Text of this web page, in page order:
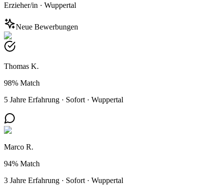
Erzieher/in · Wuppertal
Neue Bewerbungen
Thomas K.
98% Match
5 Jahre Erfahrung · Sofort · Wuppertal
Marco R.
94% Match
3 Jahre Erfahrung · Sofort · Wuppertal